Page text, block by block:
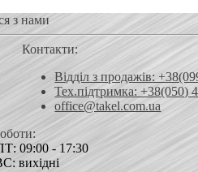
з нами
Контакти:
Відділ з продажів:
Тех.підтримка: +38(050)
office@takel.com.ua
09:00 - 17:30
вихідні